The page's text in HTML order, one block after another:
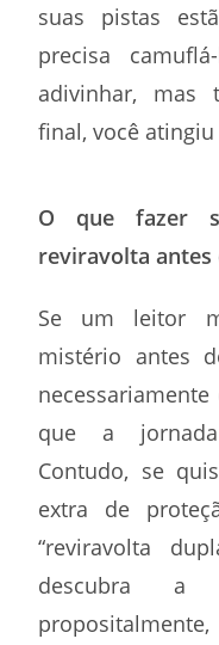
suas pistas
precisa
adivinhar, mas
final, você
O que fazer
reviravolta antes
Se um leitor
mistério antes
que a jornada
Contudo, se
extra de
“reviravolta
descubra a